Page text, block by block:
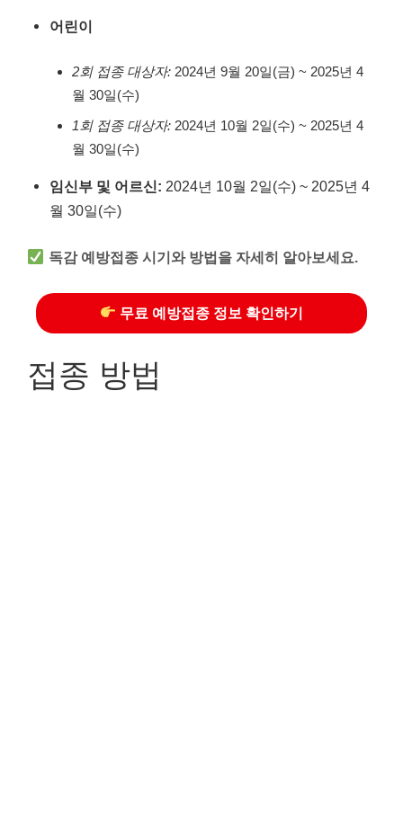
어린이
2회 접종 대상자: 2024년 9월 20일(금) ~ 2025년 4
월 30일(수)
1회 접종 대상자: 2024년 10월 2일(수) ~ 2025년 4
월 30일(수)
임신부 및 어르신: 2024년 10월 2일(수) ~ 2025년 4
월 30일(수)
독감 예방접종 시기와 방법을 자세히 알아보세요.
무료 예방접종 정보 확인하기
접종 방법